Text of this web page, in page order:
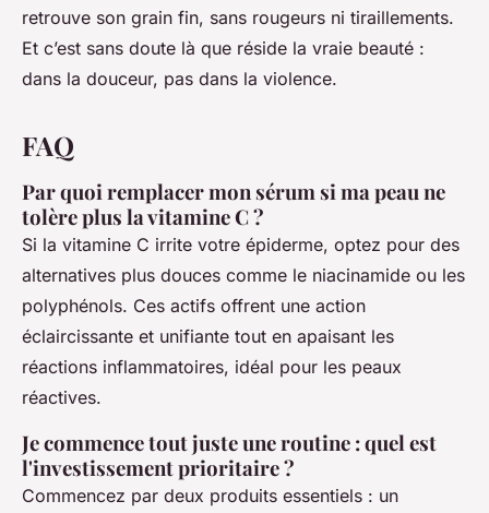
retrouve son grain fin, sans rougeurs ni tiraillements.
Et c’est sans doute là que réside la vraie beauté :
dans la douceur, pas dans la violence.
FAQ
Par quoi remplacer mon sérum si ma peau ne
tolère plus la vitamine C ?
Si la vitamine C irrite votre épiderme, optez pour des
alternatives plus douces comme le niacinamide ou les
polyphénols. Ces actifs offrent une action
éclaircissante et unifiante tout en apaisant les
réactions inflammatoires, idéal pour les peaux
réactives.
Je commence tout juste une routine : quel est
l'investissement prioritaire ?
Commencez par deux produits essentiels : un